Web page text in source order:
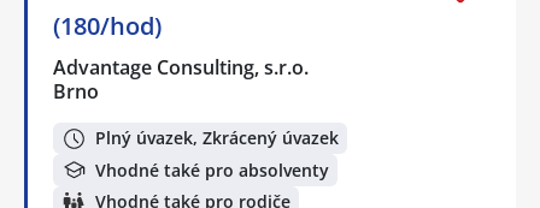
(180/hod)
Advantage Consulting, s.r.o.
Brno
Plný úvazek, Zkrácený úvazek
Vhodné také pro absolventy
Vhodné také pro rodiče